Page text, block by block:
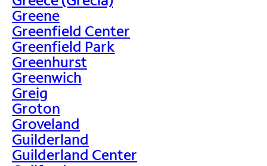
Greene
Greenfield Center
Greenfield Park
Greenhurst
Greenwich
Greig
Groton
Groveland
Guilderland
Guilderland Center